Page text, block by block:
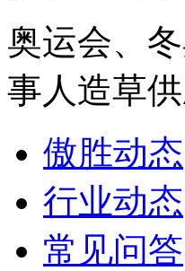
奥运会、
事人造草
傲胜动态
行业动态
常见问答